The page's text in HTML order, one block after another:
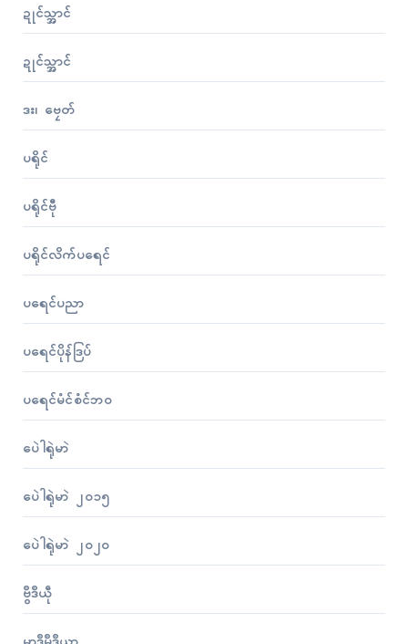
ဍုၚ်သ္အာၚ်
ဍုၚ်သ္အာၚ်
ဒး၊ ဗၠေတ်
ပရိုၚ်
ပရိုၚ်ဗီု
ပရိုၚ်လိက်ပရေၚ်
ပရေၚ်ပညာ
ပရေၚ်ပိုန်ဒြပ်
ပရေၚ်မံၚ်စံၚ်ဘဝ
ပေဲါရုဲမာဲ
ပေဲါရုဲမာဲ ၂၀၁၅
ပေဲါရုဲမာဲ ၂၀၂၀
ဗွဳဒဳယဵု